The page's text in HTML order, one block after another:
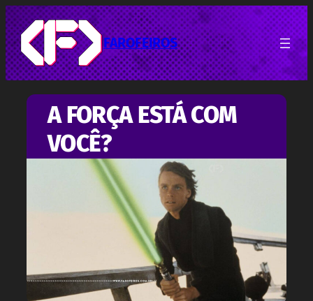
Pular
para
o
conteúdo
FAROFEIROS
A FORÇA ESTÁ COM
VOCÊ?